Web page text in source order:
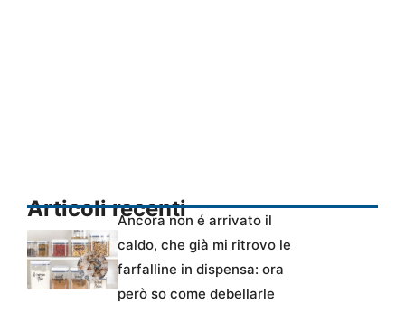
Articoli recentiAncora non é arrivato il
caldo, che già mi ritrovo le
farfalline in dispensa: ora
però so come debellarle